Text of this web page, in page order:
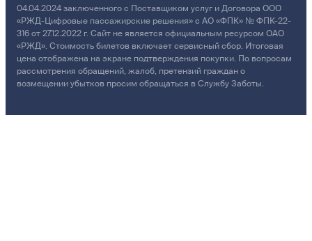
04.04.2024 заключенного с Поставщиком услуг и Договора ООО
«РЖД-Цифровые пассажирские решения» с АО «ФПК» № ФПК-22-
316 от 27.12.2022 г. Сайт не является официальным ресурсом ОАО
«РЖД». Стоимость билетов включает сервисный сбор. Итоговая
цена отображена на экране подтверждения покупки. По вопросам
рассмотрения обращений, жалоб, претензий граждан о
возмещении убытков просим обращаться в Службу Заботы.